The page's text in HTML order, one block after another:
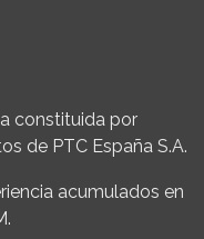
constituida por
de PTC España S.A.
acumulados en